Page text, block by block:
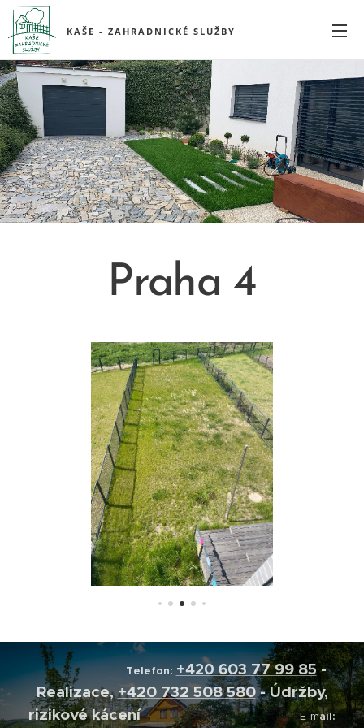
KAŠE - ZAHRADNICKÉ SLUŽBY
Praha 4
Telefon: +420603 77 99 85-
Realizace,+420 732 508 580- Údržby,
rizikové kácení
E-mail: